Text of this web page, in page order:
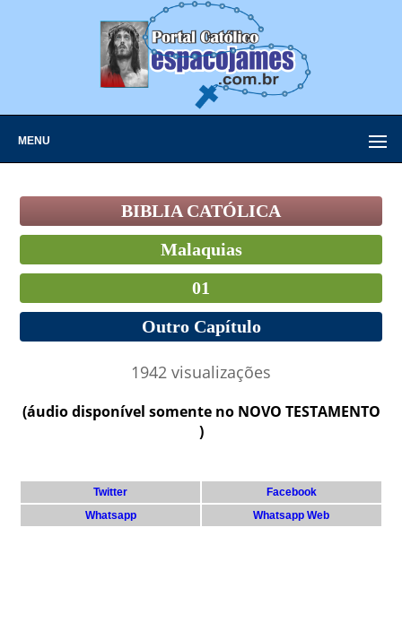
MENU
BIBLIA CATÓLICA
Malaquias
01
Outro Capítulo
1942 visualizações
(áudio disponível somente no NOVO TESTAMENTO
)
Twitter
Facebook
Whatsapp
Whatsapp Web